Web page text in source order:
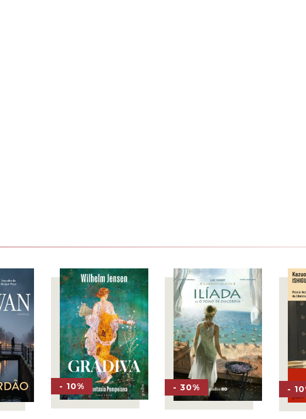
- 10% - 30% -